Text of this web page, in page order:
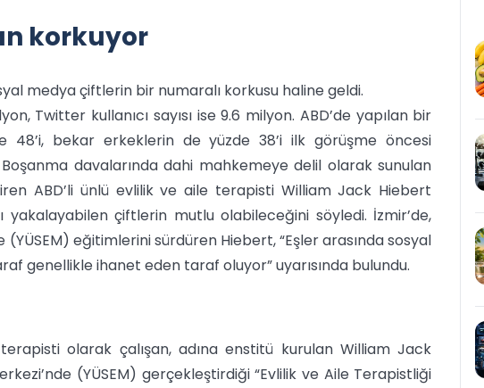
korkuyor
medya çiftlerin bir numaralı korkusu haline geldi.
Twitter kullanıcı sayısı ise 9.6 milyon. ABD’de yapılan bir
48’i, bekar erkeklerin de yüzde 38’i ilk görüşme öncesi
davalarında dahi mahkemeye delil olarak sunulan
ABD’li ünlü evlilik ve aile terapisti William Jack Hiebert
çiftlerin mutlu olabileceğini söyledi. İzmir’de,
eğitimlerini sürdüren Hiebert, “Eşler arasında sosyal
genellikle ihanet eden taraf oluyor” uyarısında bulundu.
olarak çalışan, adına enstitü kurulan William Jack
(YÜSEM) gerçekleştirdiği “Evlilik ve Aile Terapistliği